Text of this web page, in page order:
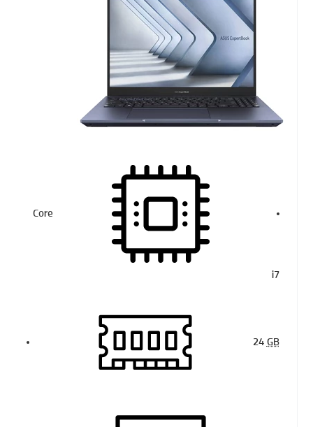
Core
i7
24GB